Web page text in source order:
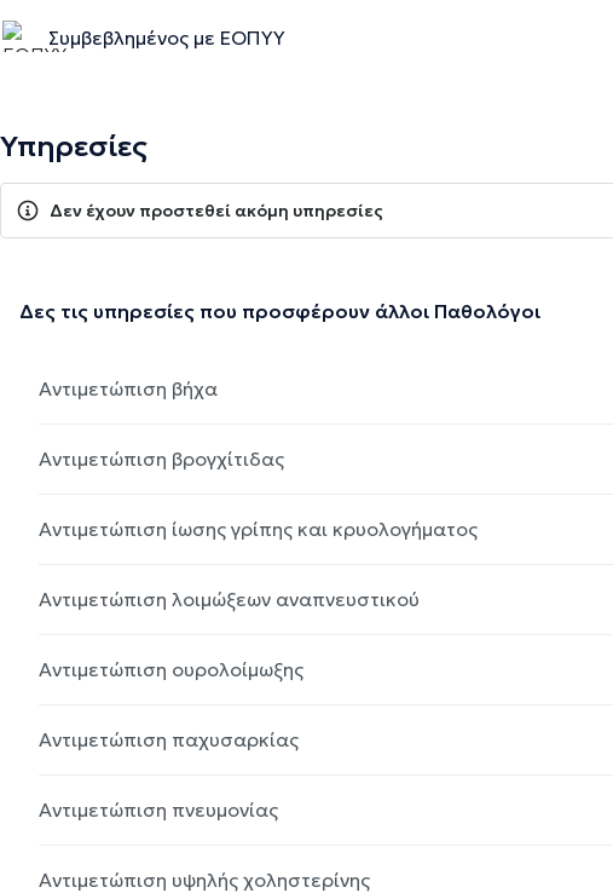
Συμβεβλημένος με ΕΟΠΥΥ
Υπηρεσίες
Δεν έχουν προστεθεί ακόμη υπηρεσίες
Δες τις υπηρεσίες που προσφέρουν άλλοι Παθολόγοι
Αντιμετώπιση βήχα
Αντιμετώπιση βρογχίτιδας
Αντιμετώπιση ίωσης γρίπης και κρυολογήματος
Αντιμετώπιση λοιμώξεων αναπνευστικού
Αντιμετώπιση ουρολοίμωξης
Αντιμετώπιση παχυσαρκίας
Αντιμετώπιση πνευμονίας
Αντιμετώπιση υψηλής χοληστερίνης